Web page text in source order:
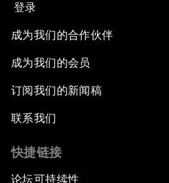
登录
成为我们的合作伙伴
成为我们的会员
订阅我们的新闻稿
联系我们
快捷链接
论坛可持续性